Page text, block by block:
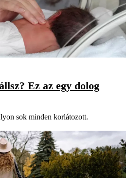
Ez az egy dolog
sok minden korlátozott.